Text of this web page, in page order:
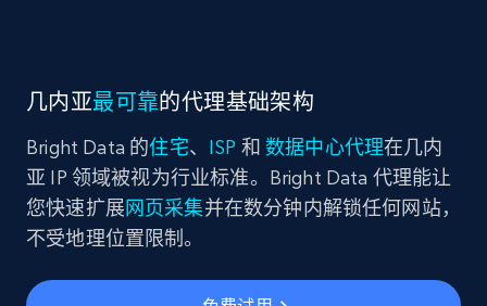
几内亚最可靠的代理基础架构
Bright Data 的住宅、 ISP 和 数据中心代理在几内
亚 IP 领域被视为行业标准。Bright Data 代理能让
您快速扩展网页采集并在数分钟内解锁任何网站，
不受地理位置限制。